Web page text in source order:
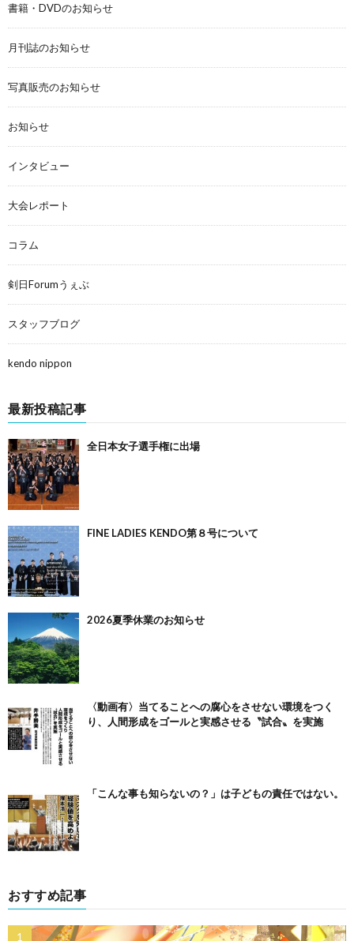
書籍・DVDのお知らせ
月刊誌のお知らせ
写真販売のお知らせ
お知らせ
インタビュー
大会レポート
コラム
剣日Forumうぇぶ
スタッフブログ
kendo nippon
最新投稿記事
全日本女子選手権に出場
FINE LADIES KENDO第８号について
2026夏季休業のお知らせ
〈動画有〉当てることへの腐心をさせない環境をつく
り、人間形成をゴールと実感させる〝試合〟を実施
「こんな事も知らないの？」は子どもの責任ではない。
おすすめ記事